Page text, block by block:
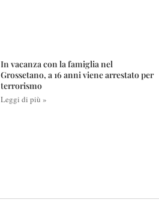
In vacanza con la famiglia nel
Grossetano, a 16 anni viene arrestato per
terrorismo
Leggi di più »